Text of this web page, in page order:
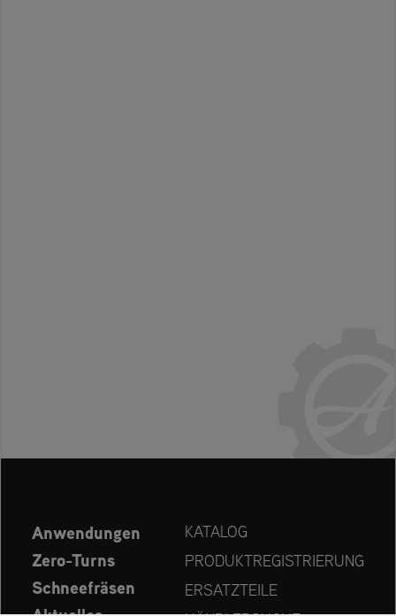
Anwendungen
Zero-Turns
Schneefräsen
KATALOG
PRODUKTREGISTRIERUNG
ERSATZTEILE